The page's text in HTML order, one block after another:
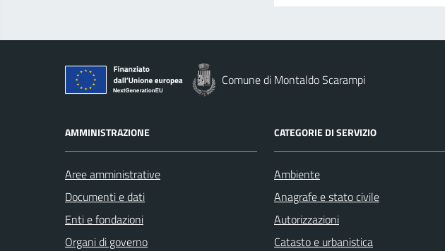
Comune di Montaldo Scarampi
AMMINISTRAZIONE
Aree amministrative
Documenti e dati
Enti e fondazioni
Organi di governo
CATEGORIE DI SERVIZIO
Ambiente
Anagrafe e stato civile
Autorizzazioni
Catasto e urbanistica